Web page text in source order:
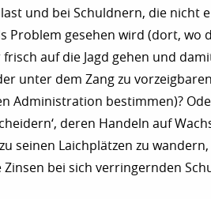
und bei Schuldnern, die nicht
Problem gesehen wird (dort, wo
auf die Jagd gehen und
unter dem Zang zu
Administration bestimmen)?
deren Handeln auf
seinen Laichplätzen zu
bei sich verringernden